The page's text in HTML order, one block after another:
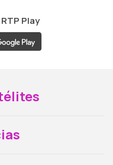
RTP Play